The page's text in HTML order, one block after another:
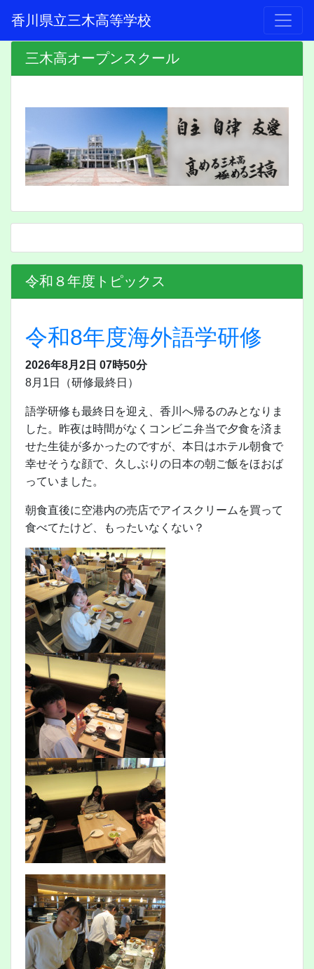
香川県立三木高等学校
三木高オープンスクール
令和８年度トピックス
令和8年度海外語学研修
2026年8月2日 07時50分
8月1日（研修最終日）
語学研修も最終日を迎え、香川へ帰るのみとなりま
した。昨夜は時間がなくコンビニ弁当で夕食を済ま
せた生徒が多かったのですが、本日はホテル朝食で
幸せそうな顔で、久しぶりの日本の朝ご飯をほおば
っていました。
朝食直後に空港内の売店でアイスクリームを買って
食べてたけど、もったいなくない？